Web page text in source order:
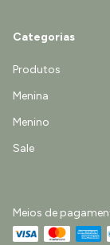
Categorias
Produtos
Menina
Menino
Sale
Meios de